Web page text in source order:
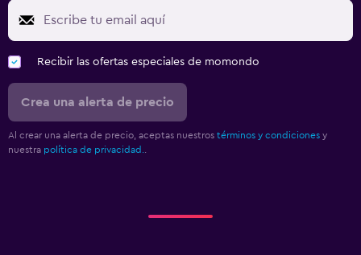
Recibir las ofertas especiales de momondo
Crea una alerta de precio
Al crear una alerta de precio, aceptas nuestros términos y condiciones y
nuestra política de privacidad.